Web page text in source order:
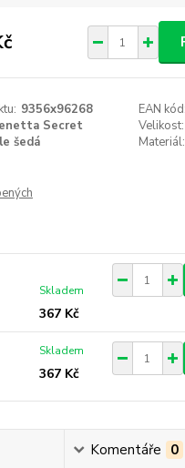
9356x96268 EAN kód:
Secret Velikost:
šedá Materiál:
367 Kč
Skladem
367 Kč
Skladem
Komentáře 0